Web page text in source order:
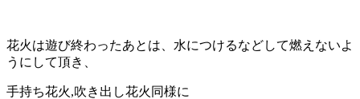
花火は遊び終わったあとは、水につけるなどして燃えないよ
うにして頂き、
手持ち花火,吹き出し花火同様に